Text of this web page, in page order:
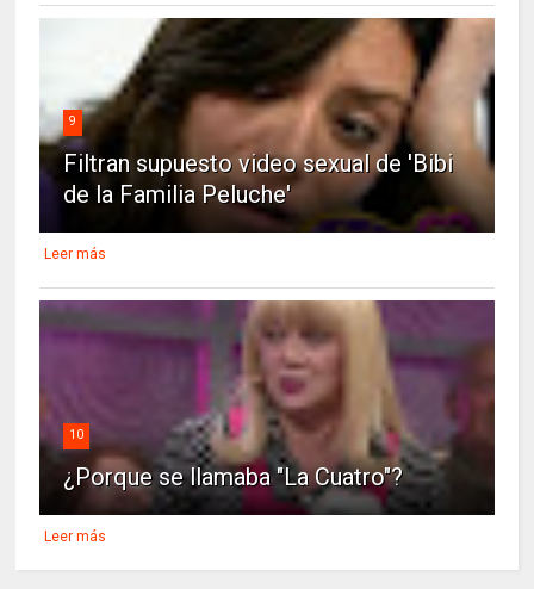
9
Filtran supuesto video sexual de 'Bibi
de la Familia Peluche'
Leer más
10
¿Porque se llamaba "La Cuatro"?
Leer más